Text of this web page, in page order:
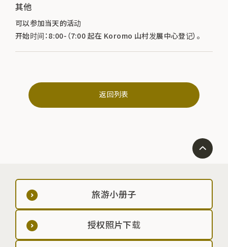
其他
可以参加当天的活动
开始时间：8:00-（7:00 起在 Koromo 山村发展中心登记）。
返回列表
旅游小册子
授权照片下载